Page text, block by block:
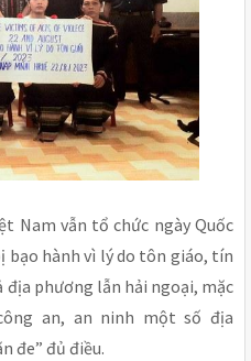
Nam vẫn tổ chức ngày Quốc
bạo hành vì lý do tôn giáo, tín
phương lẫn hải ngoại, mặc
an, an ninh một số địa
đe” đủ điều.